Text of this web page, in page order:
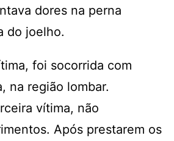
dores na perna
do joelho.
foi socorrida com
na região lombar.
vítima, não
Após prestarem os